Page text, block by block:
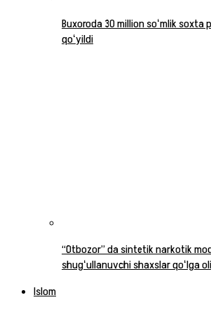
Buxoroda 30 million soʻmlik soxta
qoʻyildi
“Otbozor” da sintetik narkotik
shugʻullanuvchi shaxslar qoʻlga
Islom